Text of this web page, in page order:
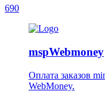
690
mspWebmoney
Оплата заказов
WebMoney.